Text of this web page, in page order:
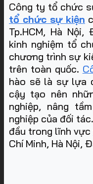
Công ty tổ chức
tổ chức sự kiện
Tp.HCM, Hà
kinh nghiệm tổ
chương trình sự
trên toàn quốc.
hào sẽ là sự lựa
cậy tạo nên
nghiệp, nâng
nghiệp của đối
đầu trong lĩnh vực
Chí Minh, Hà Nội,